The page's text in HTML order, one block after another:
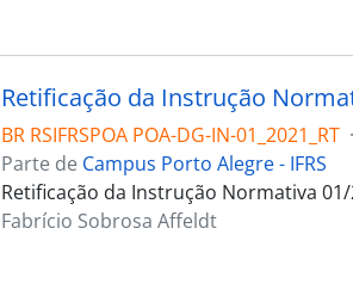
Retificação da Instrução
BR RSIFRSPOA POA-DG-IN-01_2021_RT ·
Parte de Campus Porto Alegre - IFRS
Retificação da Instrução Normativa 01/
Fabrício Sobrosa Affeldt